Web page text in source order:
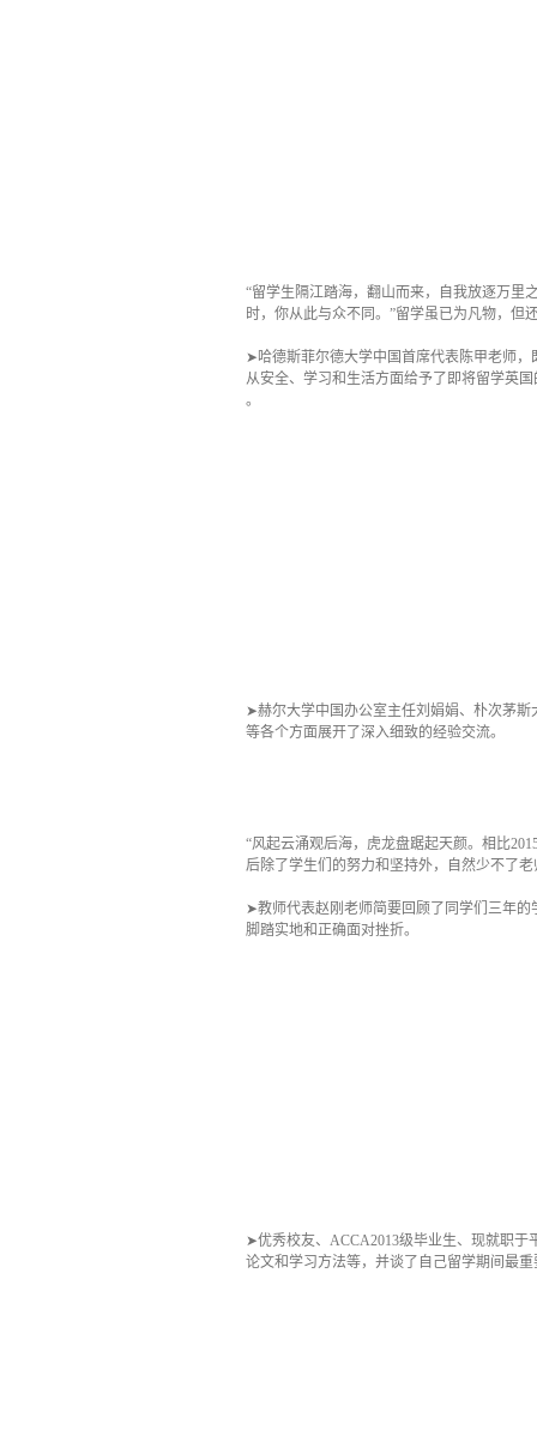
“留学生隔江踏海，翻山而来，自我放逐万里
时，你从此与众不同。”留学虽已为凡物，
➤哈德斯菲尔德大学中国首席代表陈甲老师
从安全、学习和生活方面给予了即将留学
。
➤赫尔大学中国办公室主任刘娟娟、朴次茅
等各个方面展开了深入细致的经验交流。
“风起云涌观后海，虎龙盘踞起天颜。相比
后除了学生们的努力和坚持外，自然少不了
➤教师代表赵刚老师简要回顾了同学们三年
脚踏实地和正确面对挫折。
➤优秀校友、ACCA2013级毕业生、现就职
论文和学习方法等，并谈了自己留学期间最